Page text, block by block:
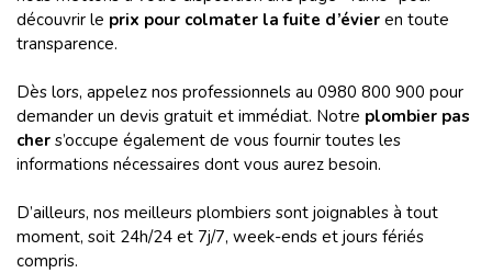
découvrir le prix pour colmater la fuite d’évier en toute
transparence.
Dès lors, appelez nos professionnels au 0980 800 900 pour
demander un devis gratuit et immédiat. Notre plombier pas
cher s’occupe également de vous fournir toutes les
informations nécessaires dont vous aurez besoin.
D’ailleurs, nos meilleurs plombiers sont joignables à tout
moment, soit 24h/24 et 7j/7, week-ends et jours fériés
compris.